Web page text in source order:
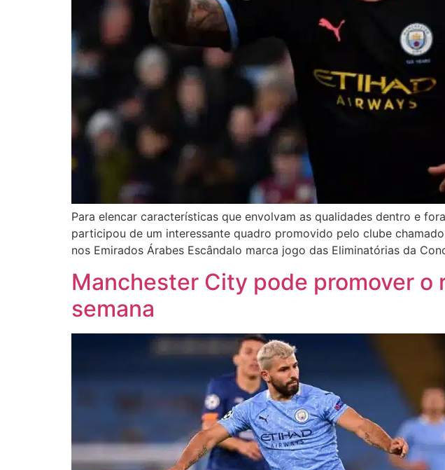
Para elencar características que envolvam as qualidades dentro e
participou de um interessante quadro promovido pelo clube
nos Emirados Árabes Escândalo marca jogo das Eliminatórias da
Manchester City pode promover
semana